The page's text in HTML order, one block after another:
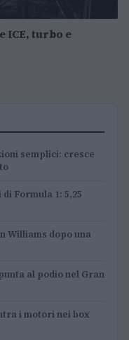
ICE, turbo e
semplici: cresce
Formula 1: 5,25
Williams dopo una
al podio nel Gran
i motori nei box